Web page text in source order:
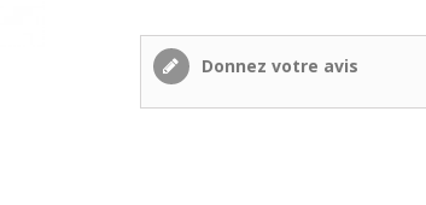
Donnez votre avis